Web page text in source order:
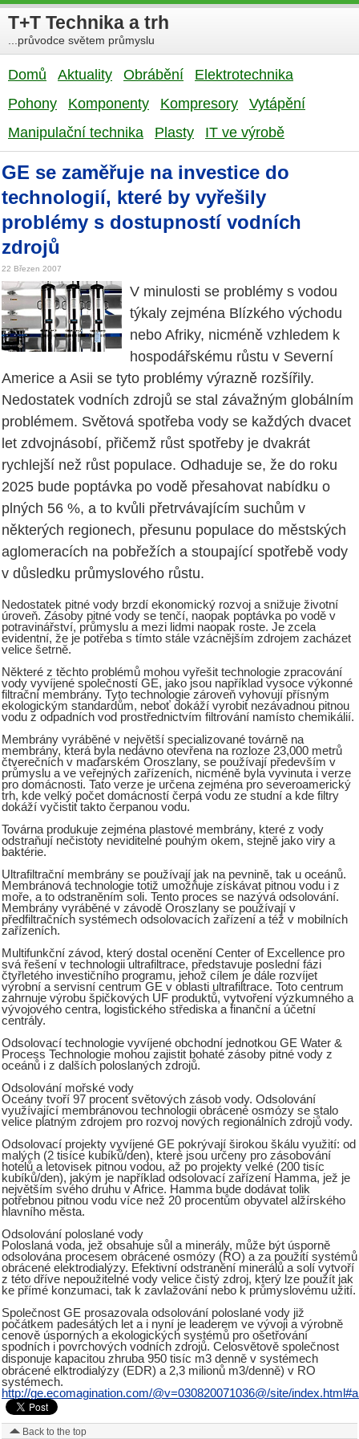
T+T Technika a trh
...průvodce světem průmyslu
Domů Aktuality Obrábění
Elektrotechnika
Pohony
Komponenty Kompresory
Vytápění
Manipulační technika
Plasty IT ve výrobě
GE se zaměřuje na investice do
technologií, které by vyřešily
problémy s dostupností vodních
zdrojů
22 Březen 2007
V minulosti se problémy s vodou
týkaly zejména Blízkého východu
nebo Afriky, nicméně vzhledem k
hospodářskému růstu v Severní
Americe a Asii se tyto problémy výrazně rozšířily.
Nedostatek vodních zdrojů se stal závažným globálním
problémem. Světová spotřeba vody se každých dvacet
let zdvojnásobí, přičemž růst spotřeby je dvakrát
rychlejší než růst populace. Odhaduje se, že do roku
2025 bude poptávka po vodě přesahovat nabídku o
plných 56 %, a to kvůli přetrvávajícím suchům v
některých regionech, přesunu populace do městských
aglomeracích na pobřežích a stoupající spotřebě vody
v důsledku průmyslového růstu.
Nedostatek pitné vody brzdí ekonomický rozvoj a snižuje životní
úroveň. Zásoby pitné vody se tenčí, naopak poptávka po vodě v
potravinářství, průmyslu a mezi lidmi naopak roste. Je zcela
evidentní, že je potřeba s tímto stále vzácnějším zdrojem zacházet
velice šetrně.
Některé z těchto problémů mohou vyřešit technologie zpracování
vody vyvíjené společností GE, jako jsou například vysoce výkonné
filtrační membrány. Tyto technologie zároveň vyhovují přísným
ekologickým standardům, neboť dokáží vyrobit nezávadnou pitnou
vodu z odpadních vod prostřednictvím filtrování namísto chemikálií.
Membrány vyráběné v největší specializované továrně na
membrány, která byla nedávno otevřena na rozloze 23,000 metrů
čtverečních v maďarském Oroszlany, se používají především v
průmyslu a ve veřejných zařízeních, nicméně byla vyvinuta i verze
pro domácnosti. Tato verze je určena zejména pro severoamerický
trh, kde velký počet domácností čerpá vodu ze studní a kde filtry
dokáží vyčistit takto čerpanou vodu.
Továrna produkuje zejména plastové membrány, které z vody
odstraňují nečistoty neviditelné pouhým okem, stejně jako viry a
baktérie.
Ultrafiltrační membrány se používají jak na pevnině, tak u oceánů.
Membránová technologie totiž umožňuje získávat pitnou vodu i z
moře, a to odstraněním soli. Tento proces se nazývá odsolování.
Membrány vyráběné v závodě Oroszlany se používají v
předfiltračních systémech odsolovacích zařízení a též v mobilních
zařízeních.
Multifunkční závod, který dostal ocenění Center of Excellence pro
svá řešení v technologii ultrafiltrace, představuje poslední fázi
čtyřletého investičního programu, jehož cílem je dále rozvíjet
výrobní a servisní centrum GE v oblasti ultrafiltrace. Toto centrum
zahrnuje výrobu špičkových UF produktů, vytvoření výzkumného a
vývojového centra, logistického střediska a finanční a účetní
centrály.
Odsolovací technologie vyvíjené obchodní jednotkou GE Water &
Process Technologie mohou zajistit bohaté zásoby pitné vody z
oceánů i z dalších poloslaných zdrojů.
Odsolování mořské vody
Oceány tvoří 97 procent světových zásob vody. Odsolování
využívající membránovou technologii obrácené osmózy se stalo
velice platným zdrojem pro rozvoj nových regionálních zdrojů vody.
Odsolovací projekty vyvíjené GE pokrývají širokou škálu využití: od
malých (2 tisíce kubíků/den), které jsou určeny pro zásobování
hotelů a letovisek pitnou vodou, až po projekty velké (200 tisíc
kubíků/den), jakým je například odsolovací zařízení Hamma, jež je
největším svého druhu v Africe. Hamma bude dodávat tolik
potřebnou pitnou vodu více než 20 procentům obyvatel alžírského
hlavního města.
Odsolování poloslané vody
Poloslaná voda, jež obsahuje sůl a minerály, může být úsporně
odsolována procesem obrácené osmózy (RO) a za použití systémů
obrácené elektrodialýzy. Efektivní odstranění minerálů a solí vytvoří
z této dříve nepoužitelné vody velice čistý zdroj, který lze použít jak
ke přímé konzumaci, tak k zavlažování nebo k průmyslovému užití.
Společnost GE prosazovala odsolování poloslané vody již
počátkem padesátých let a i nyní je leaderem ve vývoji a výrobně
cenově úsporných a ekologických systémů pro ošetřování
spodních i povrchových vodních zdrojů. Celosvětově společnost
disponuje kapacitou zhruba 950 tisíc m3 denně v systémech
obrácené elktrodialýzy (EDR) a 2,3 milionů m3/denně) v RO
systémech.
http://ge.ecomagination.com/@v=030820071036@/site/
Back to the top